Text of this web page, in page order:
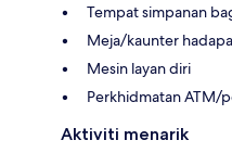
Tempat simpanan
Meja/kaunter
Mesin layan diri
Perkhidmatan ATM/
Aktiviti menarik